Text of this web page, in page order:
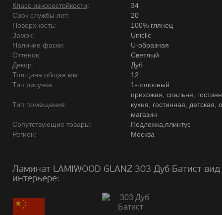
Класс износостойкости:
34
Срок службы лет:
20
Поверхность:
100% глянец
Замок:
Uniclic
Наличие фаски:
U-образная
Оттенок:
Светлый
Декор:
Дуб
Толщина общая,мм:
12
Тип рисунка:
1-полосный
Тип помещения:
прихожая, спальня,
кухня, гостинная, детская,
магазин
Сопутствующие товары:
Подложка,плинтус
Регион:
Москва
Ламинат LAMIWOOD GLANZ 303 Дуб Батист вид
интерьере: